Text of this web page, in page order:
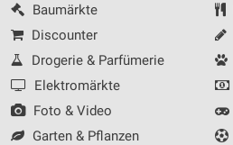
Baumärkte
Discounter
Drogerie & Parfümerie
Elektromärkte
Foto & Video
Garten & Pflanzen